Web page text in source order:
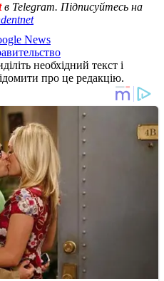
в Telegram. Підписуйтесь на
News
необхідний текст і
про це редакцію.